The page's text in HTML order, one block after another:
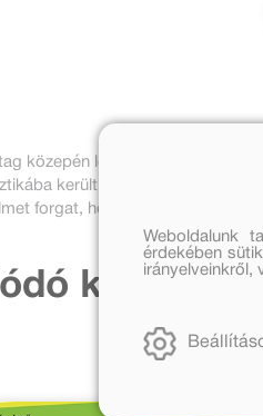
közepén lenyel egy
került Siccet. Róka Rudi,
forgat, hol a legképtelenebb
Weboldalunk
érdekében
irányelveinkről,